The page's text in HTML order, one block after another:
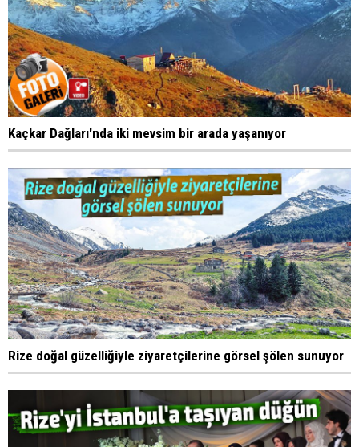
Kaçkar Dağları'nda iki mevsim bir arada yaşanıyor
Rize doğal güzelliğiyle ziyaretçilerine görsel şölen sunuyor